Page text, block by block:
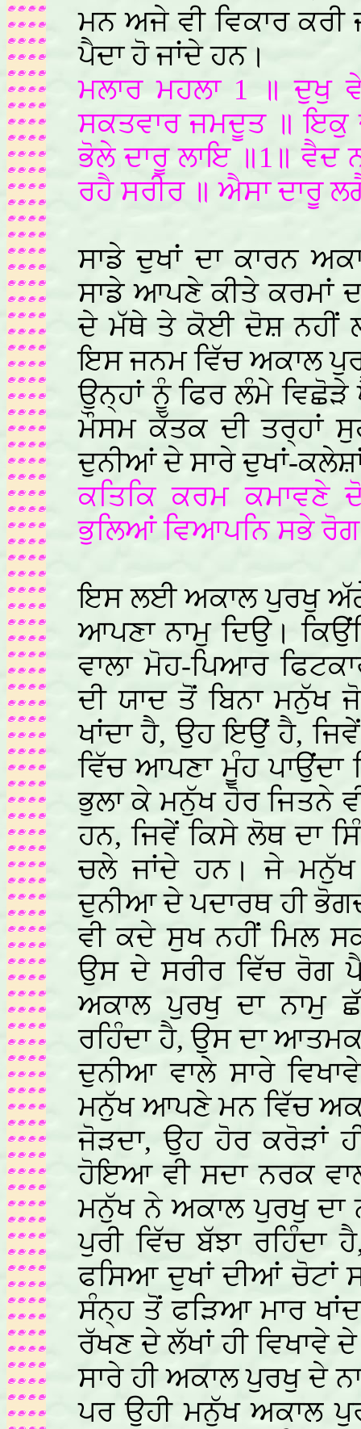
ਮਨ ਅਜੇ ਵੀ ਵਿਕਾਰ ਕਰੀ
ਪੈਦਾ ਹੋ ਜਾਂਦੇ ਹਨ।
ਮਲਾਰ ਮਹਲਾ 1 ॥
ਸਕਤਵਾਰ ਜਮਦੂਤ ॥ ਇਕੁ
ਭੋਲੇ ਦਾਰੂ ਲਾਇ ॥1॥ ਵੈਦ
ਰਹੈ ਸਰੀਰ ॥ ਐਸਾ ਦਾਰੂ
ਸਾਡੇ ਦੁਖਾਂ ਦਾ ਕਾਰਨ
ਸਾਡੇ ਆਪਣੇ ਕੀਤੇ ਕਰਮਾਂ
ਦੇ ਮੱਥੇ ਤੇ ਕੋਈ ਦੋਸ਼ ਨਹੀਂ
ਇਸ ਜਨਮ ਵਿੱਚ ਅਕਾਲ
ਉਨ੍ਹਾਂ ਨੂੰ ਫਿਰ ਲੰਮੇ ਵਿਛੋੜੇ
ਮੌਸਮ ਕੱਤਕ ਦੀ ਤਰ੍ਹਾਂ
ਦੁਨੀਆਂ ਦੇ ਸਾਰੇ ਦੁਖਾਂ-
ਕਤਿਕਿ ਕਰਮ
ਭੁਲਿਆਂ ਵਿਆਪਨਿ ਸਭੇ ਰੋਗ
ਇਸ ਲਈ ਅਕਾਲ ਪੁਰਖੁ
ਆਪਣਾ ਨਾਮੁ ਦਿਉ।
ਵਾਲਾ ਮੋਹ-ਪਿਆਰ
ਦੀ ਯਾਦ ਤੋਂ ਬਿਨਾ ਮਨੁੱਖ
ਖਾਂਦਾ ਹੈ, ਉਹ ਇਉਂ ਹੈ,
ਵਿੱਚ ਆਪਣਾ ਮੂੰਹ ਪਾਉਂਦਾ
ਭੁਲਾ ਕੇ ਮਨੁੱਖ ਹੋਰ ਜਿਤਨੇ
ਹਨ, ਜਿਵੇਂ ਕਿਸੇ ਲੋਥ ਦਾ
ਚਲੇ ਜਾਂਦੇ ਹਨ। ਜੇ ਮਨੁੱਖ
ਦੁਨੀਆ ਦੇ ਪਦਾਰਥ ਹੀ
ਵੀ ਕਦੇ ਸੁਖ ਨਹੀਂ ਮਿਲ
ਉਸ ਦੇ ਸਰੀਰ ਵਿੱਚ ਰੋਗ
ਅਕਾਲ ਪੁਰਖੁ ਦਾ ਨਾਮੁ
ਰਹਿੰਦਾ ਹੈ, ਉਸ ਦਾ
ਦੁਨੀਆ ਵਾਲੇ ਸਾਰੇ
ਮਨੁੱਖ ਆਪਣੇ ਮਨ ਵਿੱਚ
ਜੋੜਦਾ, ਉਹ ਹੋਰ ਕਰੋੜਾਂ
ਹੋਇਆ ਵੀ ਸਦਾ ਨਰਕ
ਮਨੁੱਖ ਨੇ ਅਕਾਲ ਪੁਰਖੁ ਦਾ
ਪੁਰੀ ਵਿੱਚ ਬੱਝਾ
ਫਸਿਆ ਦੁਖਾਂ ਦੀਆਂ ਚੋਟਾਂ
ਸੰਨ੍ਹ ਤੋਂ ਫੜਿਆ ਮਾਰ
ਰੱਖਣ ਦੇ ਲੱਖਾਂ ਹੀ ਵਿਖਾਵੇ
ਸਾਰੇ ਹੀ ਅਕਾਲ ਪੁਰਖੁ ਦੇ
ਪਰ ਉਹੀ ਮਨੁੱਖ ਅਕਾਲ